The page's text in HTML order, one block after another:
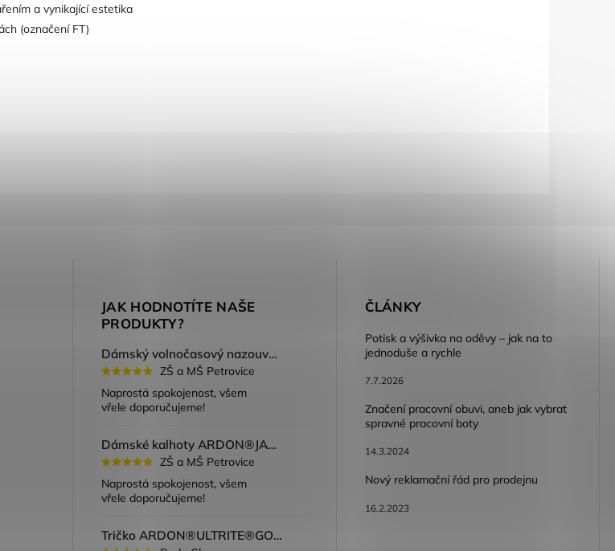
a vynikající estetika
(označení FT)
JAK HODNOTÍTE NAŠE
PRODUKTY?
Dámský volnočasový nazouvák ARDON®JUNO - růžová
ZŠ a MŠ Petrovice
Naprostá spokojenost, všem
vřele doporučujeme!
Dámské kalhoty ARDON®JASVENA šedá
ZŠ a MŠ Petrovice
Naprostá spokojenost, všem
vřele doporučujeme!
Tričko ARDON®ULTRITE®GO! dámské růžová
ČLÁNKY
Potisk a výšivka na oděvy – jak na to
jednoduše a rychle
7.7.2026
Značení pracovní obuvi, aneb jak vybrat
spravné pracovní boty
14.3.2024
Nový reklamační řád pro prodejnu
16.2.2023